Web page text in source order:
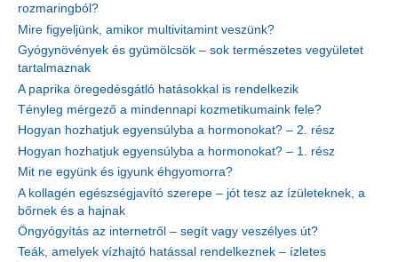
rozmaringból?
Mire figyeljünk, amikor multivitamint veszünk?
Gyógynövények és gyümölcsök – sok természetes vegyületet
tartalmaznak
A paprika öregedésgátló hatásokkal is rendelkezik
Tényleg mérgező a mindennapi kozmetikumaink fele?
Hogyan hozhatjuk egyensúlyba a hormonokat? – 2. rész
Hogyan hozhatjuk egyensúlyba a hormonokat? – 1. rész
Mit ne együnk és igyunk éhgyomorra?
A kollagén egészségjavító szerepe – jót tesz az ízületeknek, a
bőrnek és a hajnak
Öngyógyítás az internetről – segít vagy veszélyes út?
Teák, amelyek vízhajtó hatással rendelkeznek – ízletes